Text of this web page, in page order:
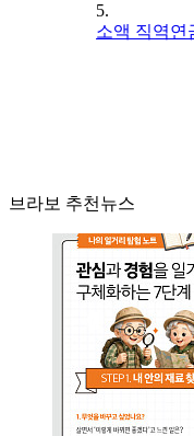
5.
소액 직역연
브라보 추천뉴스